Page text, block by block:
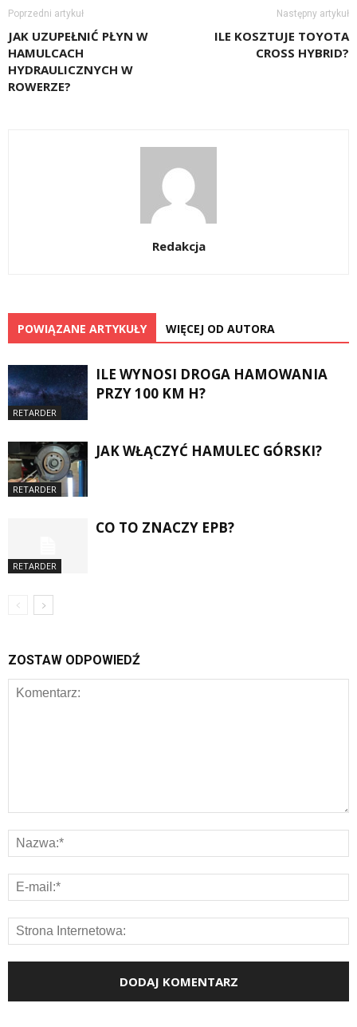
Poprzedni artykuł
JAK UZUPEŁNIĆ PŁYN W
HAMULCACH
HYDRAULICZNYCH W
ROWERZE?
Następny artykuł
ILE KOSZTUJE TOYOTA
CROSS HYBRID?
Redakcja
POWIĄZANE ARTYKUŁY WIĘCEJ OD AUTORA
RETARDER
ILE WYNOSI DROGA HAMOWANIA
PRZY 100 KM H?
RETARDER
JAK WŁĄCZYĆ HAMULEC GÓRSKI?
RETARDER
CO TO ZNACZY EPB?
ZOSTAW ODPOWIEDŹ